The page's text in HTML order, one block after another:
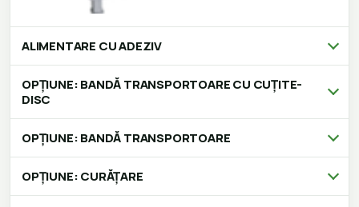
ALIMENTARE CU ADEZIV
OPȚIUNE: BANDĂ TRANSPORTOARE CU CUȚITE-
DISC
OPȚIUNE: BANDĂ TRANSPORTOARE
OPȚIUNE: CURĂȚARE